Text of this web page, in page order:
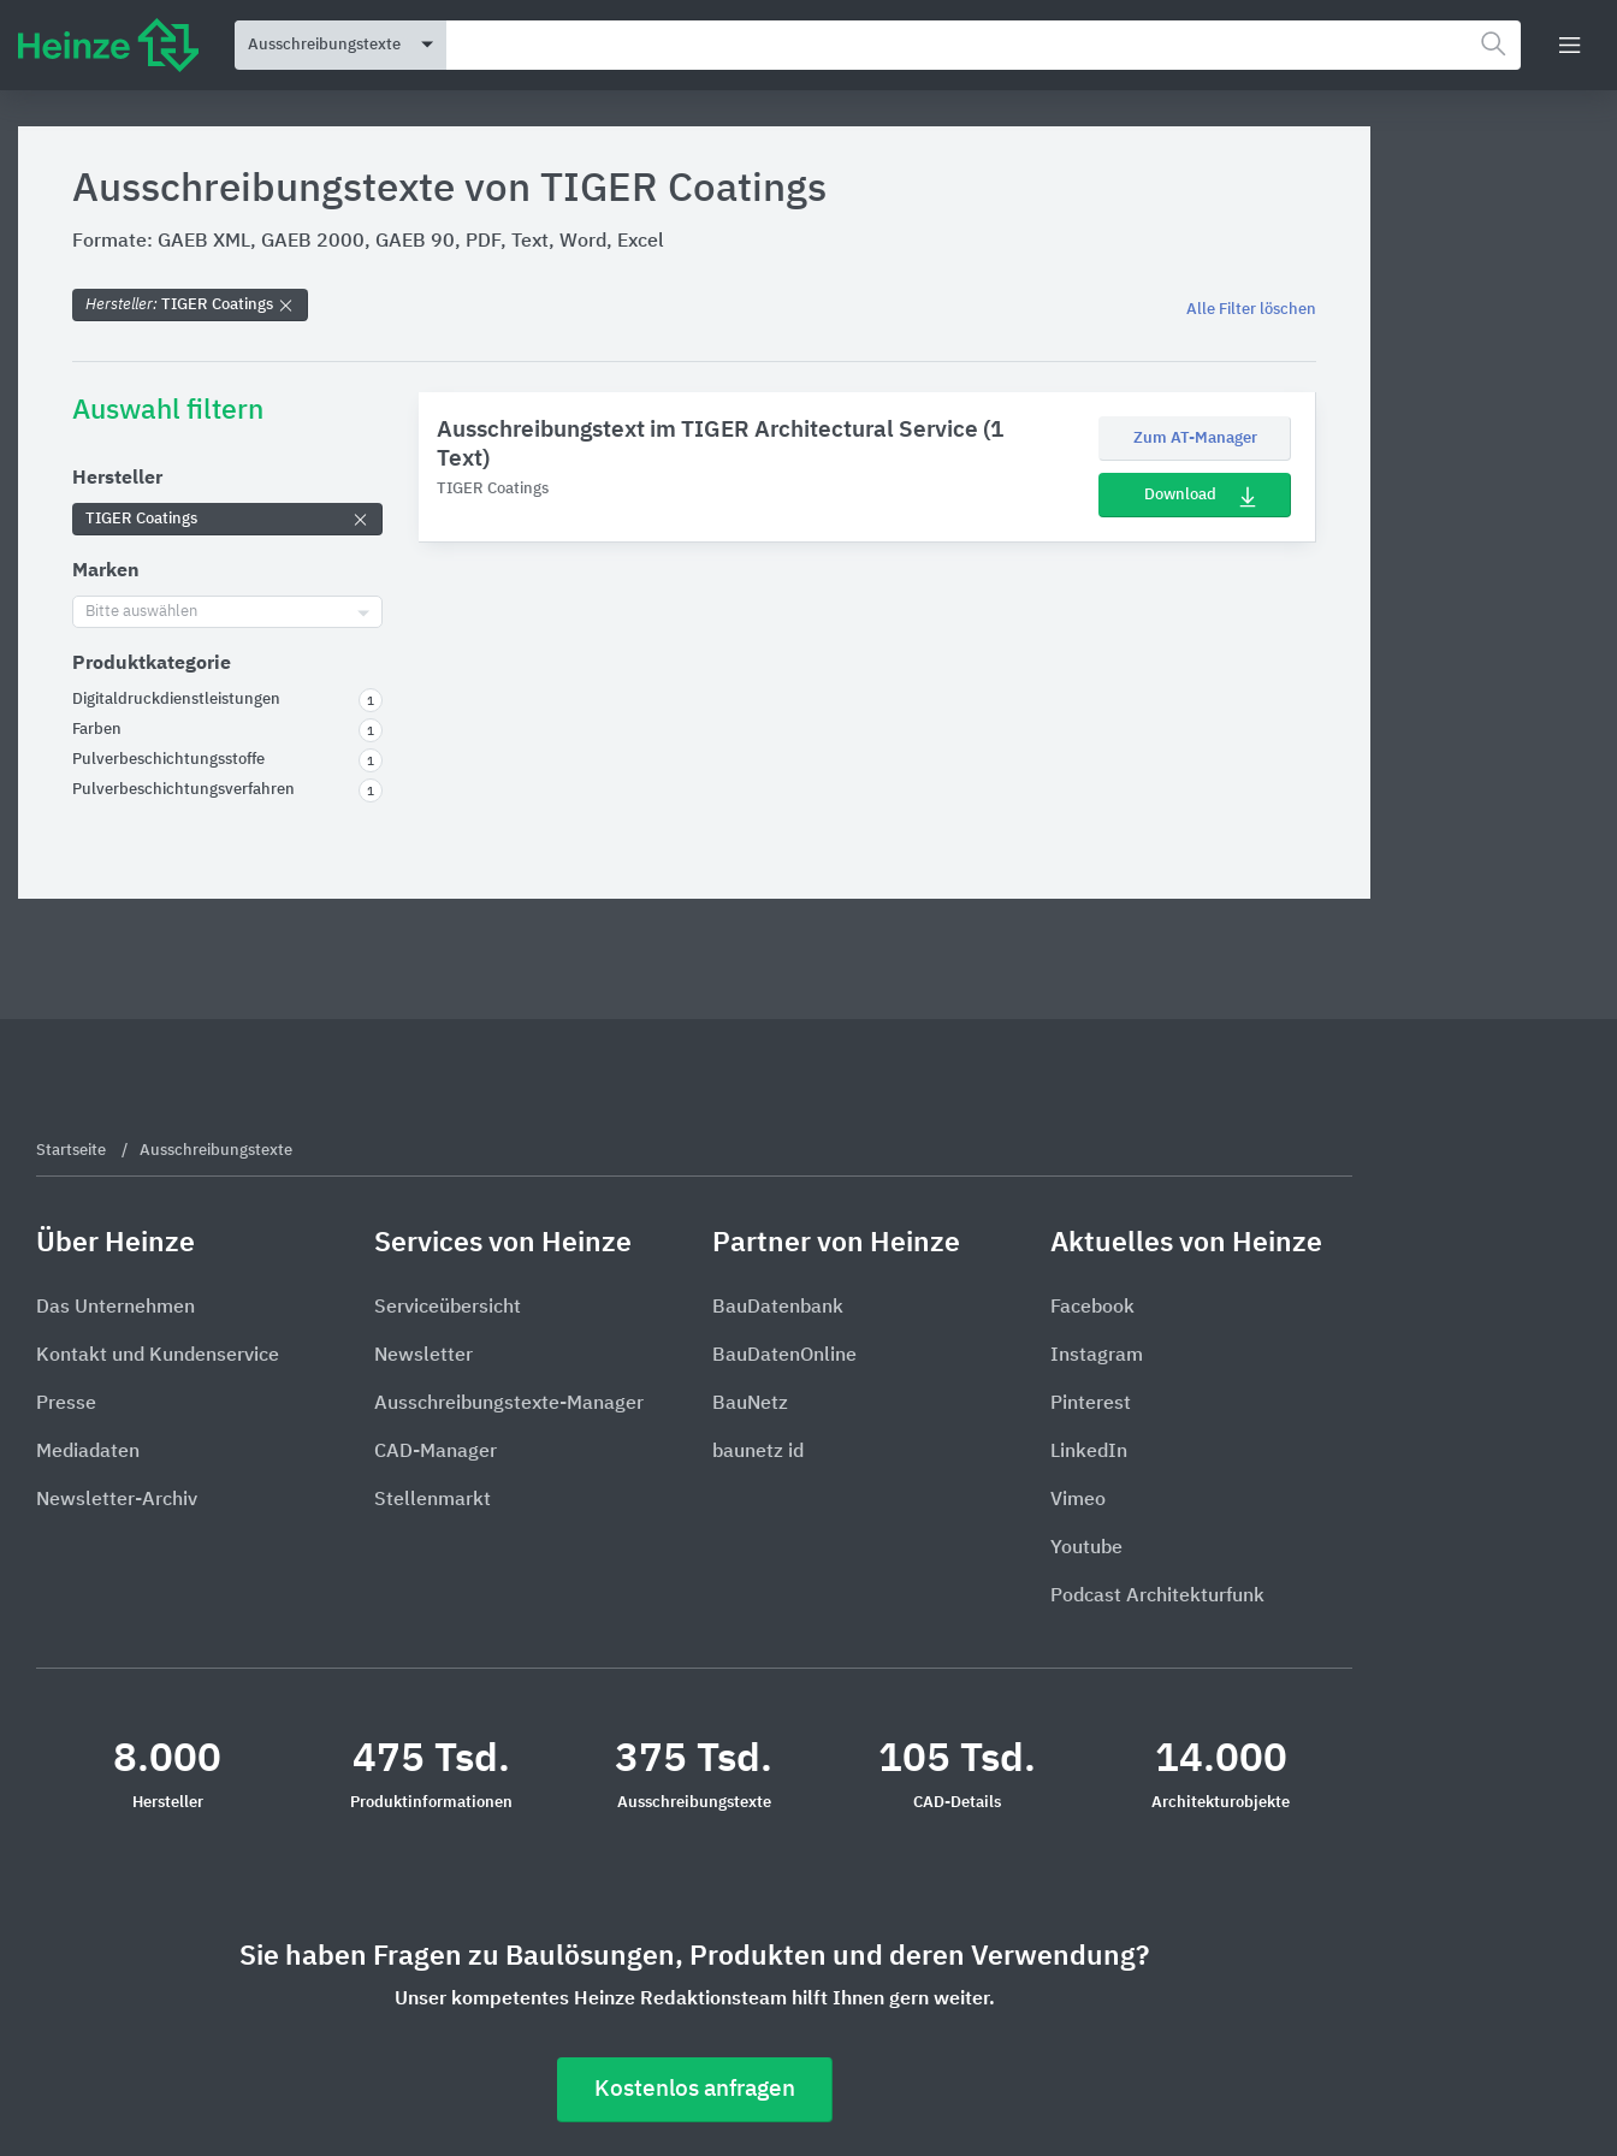
Ausschreibungstexte
Ausschreibungstexte von TIGER Coatings
Formate: GAEB XML, GAEB 2000, GAEB 90, PDF, Text, Word, Excel
Hersteller: TIGER Coatings Alle Filter löschen
Auswahl filtern
Hersteller
TIGER Coatings
Marken
Bitte auswählen
Produktkategorie
Digitaldruckdienstleistungen 1
Farben 1
Pulverbeschichtungsstoffe 1
Pulverbeschichtungsverfahren 1
Ausschreibungstext im TIGER Architectural Service (1
Text)
TIGER Coatings
Zum AT-Manager
Download
Startseite Ausschreibungstexte
Über Heinze
Das Unternehmen
Kontakt und Kundenservice
Presse
Mediadaten
Newsletter-Archiv
Services von Heinze
Serviceübersicht
Newsletter
Ausschreibungstexte-Manager
CAD-Manager
Stellenmarkt
Partner von Heinze
BauDatenbank
BauDatenOnline
BauNetz
baunetz id
Aktuelles von Heinze
Facebook
Instagram
Pinterest
LinkedIn
Vimeo
Youtube
Podcast Architekturfunk
8.000
Hersteller
475 Tsd.
Produktinformationen
375 Tsd.
Ausschreibungstexte
105 Tsd.
CAD-Details
14.000
Architekturobjekte
Sie haben Fragen zu Baulösungen, Produkten und deren Verwendung?
Unser kompetentes Heinze Redaktionsteam hilft Ihnen gern weiter.
Kostenlos anfragen